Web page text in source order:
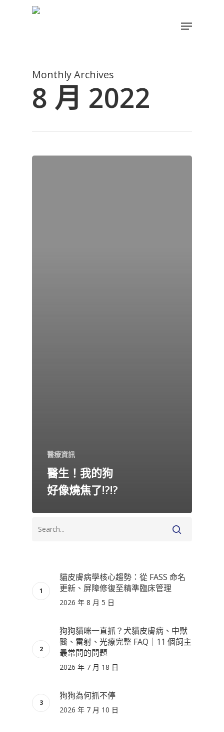
Menu
Monthly Archives
8 月 2022
醫療資訊
醫生！我的狗
好像燒焦了!?!?
貓皮膚病學核心趨勢：從 FASS 命名
更新、屏障修復至精準臨床管理
2026 年 8 月 5 日
狗狗貓咪一直抓？犬貓皮膚病、中獸
醫、雷射、光療完整 FAQ｜11 個飼主
最常問的問題
2026 年 7 月 18 日
狗狗為何抓不停
2026 年 7 月 10 日